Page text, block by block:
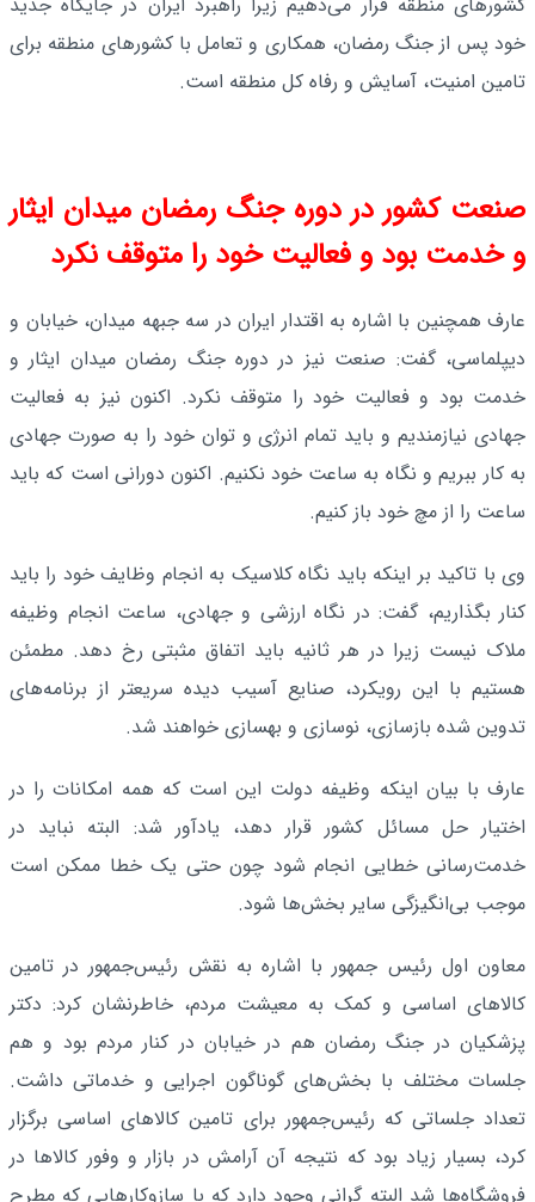
خود پس از جنگ رمضان، همکاری و تعامل با کشورهای منطقه برای
تامین امنیت، آسایش و رفاه کل منطقه است.
صنعت کشور در دوره جنگ رمضان میدان ایثار
و خدمت بود و فعالیت خود را متوقف نکرد
عارف همچنین با اشاره به اقتدار ایران در سه جبهه میدان، خیابان و
دیپلماسی، گفت: صنعت نیز در دوره جنگ رمضان میدان ایثار و
خدمت بود و فعالیت خود را متوقف نکرد. اکنون نیز به فعالیت
جهادی نیازمندیم و باید تمام انرژی و توان خود را به صورت جهادی
به کار ببریم و نگاه به ساعت خود نکنیم. اکنون دورانی است که باید
ساعت را از مچ خود باز کنیم.
وی با تاکید بر اینکه باید نگاه کلاسیک به انجام وظایف خود را باید
کنار بگذاریم، گفت: در نگاه ارزشی و جهادی، ساعت انجام وظیفه
ملاک نیست زیرا در هر ثانیه باید اتفاق مثبتی رخ دهد. مطمئن
هستیم با این رویکرد، صنایع آسیب دیده سریعتر از برنامه‌های
تدوین شده بازسازی، نوسازی و بهسازی خواهند شد.
عارف با بیان اینکه وظیفه دولت این است که همه امکانات را در
اختیار حل مسائل کشور قرار دهد، یادآور شد: البته نباید در
خدمت‌رسانی خطایی انجام شود چون حتی یک خطا ممکن است
موجب بی‌انگیزگی سایر بخش‌ها شود.
معاون اول رئیس جمهور با اشاره به نقش رئیس‌جمهور در تامین
کالاهای اساسی و کمک به معیشت مردم، خاطرنشان کرد: دکتر
پزشکیان در جنگ رمضان هم در خیابان در کنار مردم بود و هم
جلسات مختلف با بخش‌های گوناگون اجرایی و خدماتی داشت.
تعداد جلساتی که رئیس‌جمهور برای تامین کالاهای اساسی برگزار
کرد، بسیار زیاد بود که نتیجه آن آرامش در بازار و وفور کالاها در
فروشگاه‌ها شد البته گرانی وجود دارد که با سازوکارهایی که مطرح